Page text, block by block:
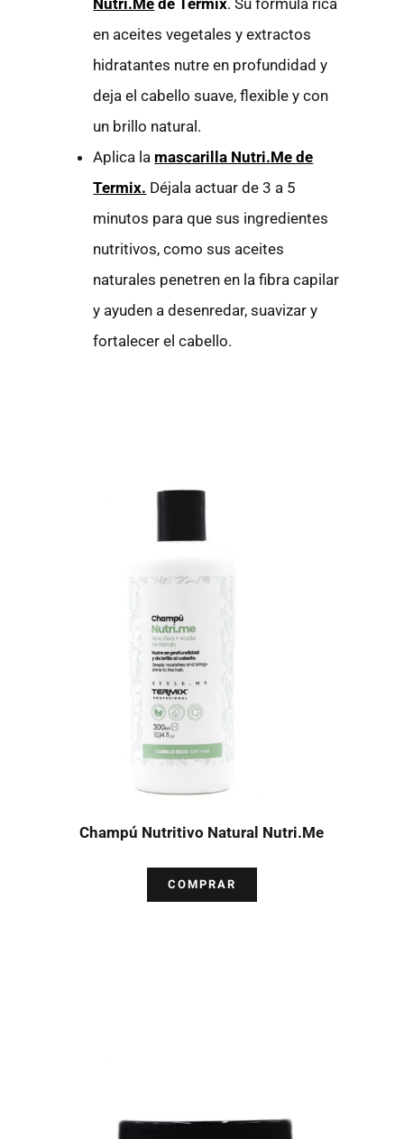
Nutri.Me de Termix. Su fórmula rica
en aceites vegetales y extractos
hidratantes nutre en profundidad y
deja el cabello suave, flexible y con
un brillo natural.
Aplica la mascarilla Nutri.Me de
Termix. Déjala actuar de 3 a 5
minutos para que sus ingredientes
nutritivos, como sus aceites
naturales penetren en la fibra capilar
y ayuden a desenredar, suavizar y
fortalecer el cabello.
Champú Nutritivo Natural Nutri.Me
COMPRAR